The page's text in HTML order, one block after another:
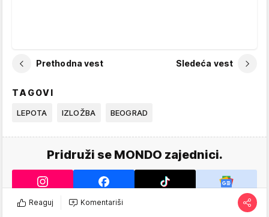
Prethodna vest Sledeća vest
TAGOVI
LEPOTA IZLOŽBA BEOGRAD
Pridruži se MONDO zajednici.
Reaguj Komentariši